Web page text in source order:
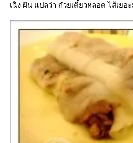
เฉิง ฝัน แปลว่า ก๋วยเตี๋ยวหลอด ไส้เยอ